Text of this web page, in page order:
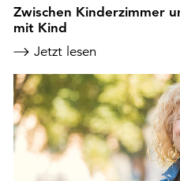
Zwischen Kinderzimmer
mit Kind
Jetzt lesen